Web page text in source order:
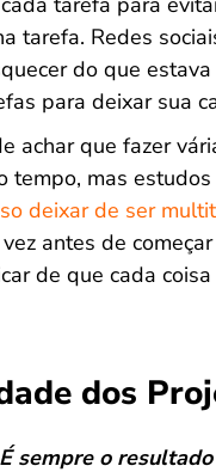
tarefa. Redes
do que
para deixar sua
achar que fazer
tempo, mas
deixar de ser
antes de
de que cada
dos
sempre o